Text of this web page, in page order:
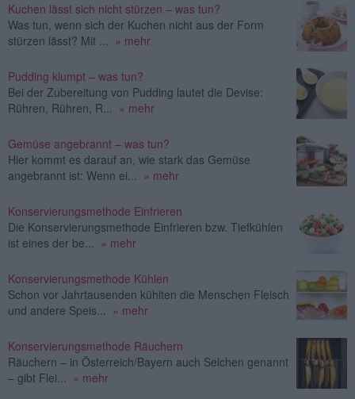
Kuchen lässt sich nicht stürzen – was tun?
Was tun, wenn sich der Kuchen nicht aus der Form
stürzen lässt? Mit ... » mehr
Pudding klumpt – was tun?
Bei der Zubereitung von Pudding lautet die Devise:
Rühren, Rühren, R... » mehr
Gemüse angebrannt – was tun?
Hier kommt es darauf an, wie stark das Gemüse
angebrannt ist: Wenn ei... » mehr
Konservierungsmethode Einfrieren
Die Konservierungsmethode Einfrieren bzw. Tiefkühlen
ist eines der be... » mehr
Konservierungsmethode Kühlen
Schon vor Jahrtausenden kühlten die Menschen Fleisch
und andere Speis... » mehr
Konservierungsmethode Räuchern
Räuchern – in Österreich/Bayern auch Selchen genannt
– gibt Flei... » mehr